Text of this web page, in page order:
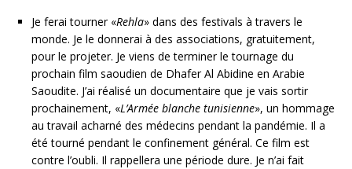
Je ferai tourner «Rehla» dans des festivals à travers le
monde. Je le donnerai à des associations, gratuitement,
pour le projeter. Je viens de terminer le tournage du
prochain film saoudien de Dhafer Al Abidine en Arabie
Saoudite. J’ai réalisé un documentaire que je vais sortir
prochainement, «L’Armée blanche tunisienne», un hommage
au travail acharné des médecins pendant la pandémie. Il a
été tourné pendant le confinement général. Ce film est
contre l’oubli. Il rappellera une période dure. Je n’ai fait